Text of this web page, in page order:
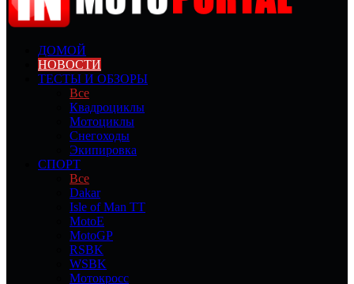
ДОМОЙ
НОВОСТИ
ТЕСТЫ И ОБЗОРЫ
Все
Квадроциклы
Мотоциклы
Снегоходы
Экипировка
СПОРТ
Все
Dakar
Isle of Man TT
MotoE
MotoGP
RSBK
WSBK
Мотокросс